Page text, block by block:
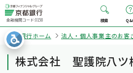
金融機関コード:0158 検索
京都銀行ホーム 法人・個人事業主のお客
株式会社 聖護院八ツ